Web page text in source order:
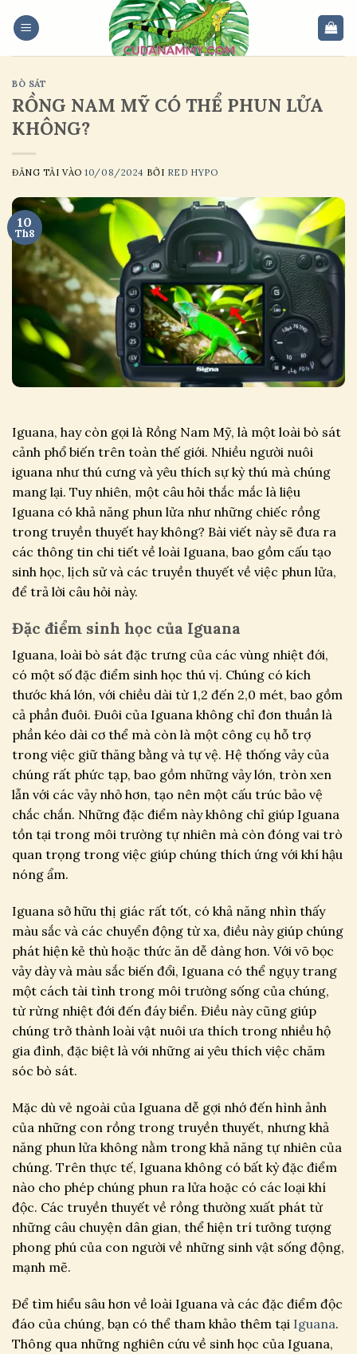
BÒ SÁT
RỒNG NAM MỸ CÓ THỂ PHUN LỬA
KHÔNG?
ĐĂNG TẢI VÀO10/08/2024 BỞI RED HYPO
10
Th8
Iguana, hay còn gọi là Rồng Nam Mỹ, là một loài bò sát
cảnh phổ biến trên toàn thế giới. Nhiều người nuôi
iguana như thú cưng và yêu thích sự kỳ thú mà chúng
mang lại. Tuy nhiên, một câu hỏi thắc mắc là liệu
Iguana có khả năng phun lửa như những chiếc rồng
trong truyền thuyết hay không? Bài viết này sẽ đưa ra
các thông tin chi tiết về loài Iguana, bao gồm cấu tạo
sinh học, lịch sử và các truyền thuyết về việc phun lửa,
để trả lời câu hỏi này.
Đặc điểm sinh học của Iguana
Iguana, loài bò sát đặc trưng của các vùng nhiệt đới,
có một số đặc điểm sinh học thú vị. Chúng có kích
thước khá lớn, với chiều dài từ 1,2 đến 2,0 mét, bao gồm
cả phần đuôi. Đuôi của Iguana không chỉ đơn thuần là
phần kéo dài cơ thể mà còn là một công cụ hỗ trợ
trong việc giữ thăng bằng và tự vệ. Hệ thống vảy của
chúng rất phức tạp, bao gồm những vảy lớn, tròn xen
lẫn với các vảy nhỏ hơn, tạo nên một cấu trúc bảo vệ
chắc chắn. Những đặc điểm này không chỉ giúp Iguana
tồn tại trong môi trường tự nhiên mà còn đóng vai trò
quan trọng trong việc giúp chúng thích ứng với khí hậu
nóng ẩm.
Iguana sở hữu thị giác rất tốt, có khả năng nhìn thấy
màu sắc và các chuyển động từ xa, điều này giúp chúng
phát hiện kẻ thù hoặc thức ăn dễ dàng hơn. Với võ bọc
vảy dày và màu sắc biến đổi, Iguana có thể ngụy trang
một cách tài tình trong môi trường sống của chúng,
từ rừng nhiệt đới đến đáy biển. Điều này cũng giúp
chúng trở thành loài vật nuôi ưa thích trong nhiều hộ
gia đình, đặc biệt là với những ai yêu thích việc chăm
sóc bò sát.
Mặc dù vẻ ngoài của Iguana dễ gợi nhớ đến hình ảnh
của những con rồng trong truyền thuyết, nhưng khả
năng phun lửa không nằm trong khả năng tự nhiên của
chúng. Trên thực tế, Iguana không có bất kỳ đặc điểm
nào cho phép chúng phun ra lửa hoặc có các loại khí
độc. Các truyền thuyết về rồng thường xuất phát từ
những câu chuyện dân gian, thể hiện trí tưởng tượng
phong phú của con người về những sinh vật sống động,
mạnh mẽ.
Để tìm hiểu sâu hơn về loài Iguana và các đặc điểm độc
đáo của chúng, bạn có thể tham khảo thêm tại Iguana.
Thông qua những nghiên cứu về sinh học của Iguana,